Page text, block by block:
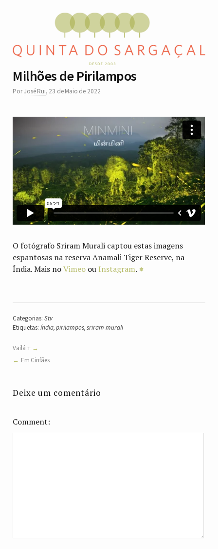
Milhões de Pirilampos
PorJosé Rui, 23 de Maio de 2022
O fotógrafo Sriram Murali captou estas imagens
espantosas na reserva Anamali Tiger Reserve, na
Índia. Mais noVimeo ou Instagram.
Categorias: Stv
Etiquetas: índia,pirilampos,sriram murali
Vailá +
Em Cinfães
Deixe um comentário
Comment